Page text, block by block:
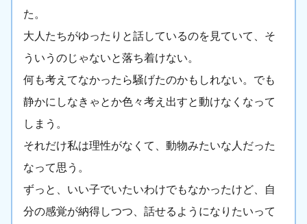
た。
大人たちがゆったりと話しているのを見ていて、そ
ういうのじゃないと落ち着けない。
何も考えてなかったら騒げたのかもしれない。でも
静かにしなきゃとか色々考え出すと動けなくなって
しまう。
それだけ私は理性がなくて、動物みたいな人だった
なって思う。
ずっと、いい子でいたいわけでもなかったけど、自
分の感覚が納得しつつ、話せるようになりたいって